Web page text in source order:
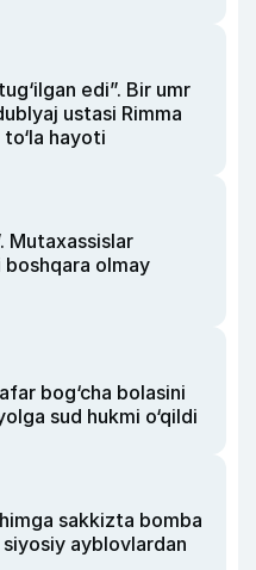
edi”. Bir umr
ustasi Rimma
hayoti
Mutaxassislar
olmay
bog‘cha bolasini
sud hukmi o‘qildi
sakkizta bomba
siyosiy ayblovlardan